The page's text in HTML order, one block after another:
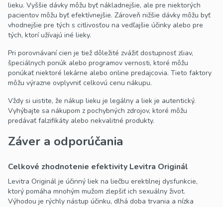
lieku. Vyššie dávky môžu byť nákladnejšie, ale pre niektorých
pacientov môžu byť efektívnejšie. Zároveň nižšie dávky môžu byť
vhodnejšie pre tých s citlivosťou na vedľajšie účinky alebo pre
tých, ktorí užívajú iné lieky.
Pri porovnávaní cien je tiež dôležité zvážiť dostupnosť zliav,
špeciálnych ponúk alebo programov vernosti, ktoré môžu
ponúkať niektoré lekárne alebo online predajcovia. Tieto faktory
môžu výrazne ovplyvniť celkovú cenu nákupu.
Vždy si uistite, že nákup lieku je legálny a liek je autentický.
Vyhýbajte sa nákupom z pochybných zdrojov, ktoré môžu
predávať falzifikáty alebo nekvalitné produkty.
Záver a odporúčania
Celkové zhodnotenie efektivity Levitra Originál
Levitra Originál je účinný liek na liečbu erektilnej dysfunkcie,
ktorý pomáha mnohým mužom zlepšiť ich sexuálny život.
Výhodou je rýchly nástup účinku, dlhá doba trvania a nízka